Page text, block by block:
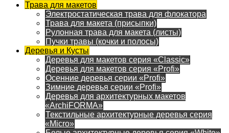
Трава для макетов
Электростатическая трава для флокатора
Трава для макета (присыпки)
Рулонная трава для макета (листы)
Пучки травы (кочки и полосы)
Деревья и Кусты
Деревья для макетов серия «Classic»
Деревья для макетов серия «Profi»
Осенние деревья серии «Profi»
Зимние деревья серии «Profi»
Деревья для архитектурных макетов
«ArchiFORMA»
Текстильные архитектурные деревья серия
«Micro»